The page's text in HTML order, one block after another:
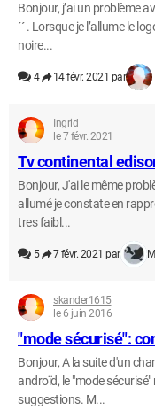
Bonjour, j’ai un problème
´´ . Lorsque je l’allume le
noire...
4 14 févr. 2021 par
Ingrid
le 7 févr. 2021
Tv continental
Bonjour, J'ai le même
allumé je constate en
tres faibl...
5 7 févr. 2021 par
skander1615
le 6 juin 2016
"mode sécurisé":
Bonjour, A la suite d'un
androïd, le "mode
suggestions. M...